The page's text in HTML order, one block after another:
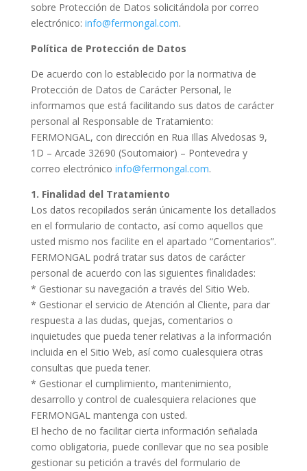
sobre Protección de Datos solicitándola por correo
electrónico: info@fermongal.com.
Política de Protección de Datos
De acuerdo con lo establecido por la normativa de
Protección de Datos de Carácter Personal, le
informamos que está facilitando sus datos de carácter
personal al Responsable de Tratamiento:
FERMONGAL, con dirección en Rua Illas Alvedosas 9,
1D – Arcade 32690 (Soutomaior) – Pontevedra y
correo electrónico info@fermongal.com.
1. Finalidad del Tratamiento
Los datos recopilados serán únicamente los detallados
en el formulario de contacto, así como aquellos que
usted mismo nos facilite en el apartado “Comentarios”.
FERMONGAL podrá tratar sus datos de carácter
personal de acuerdo con las siguientes finalidades:
* Gestionar su navegación a través del Sitio Web.
* Gestionar el servicio de Atención al Cliente, para dar
respuesta a las dudas, quejas, comentarios o
inquietudes que pueda tener relativas a la información
incluida en el Sitio Web, así como cualesquiera otras
consultas que pueda tener.
* Gestionar el cumplimiento, mantenimiento,
desarrollo y control de cualesquiera relaciones que
FERMONGAL mantenga con usted.
El hecho de no facilitar cierta información señalada
como obligatoria, puede conllevar que no sea posible
gestionar su petición a través del formulario de